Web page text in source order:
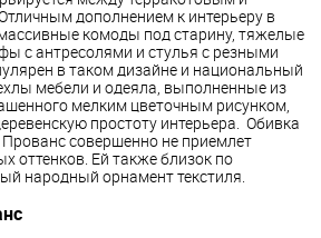
дополнением к интерьеру в
комоды под старину, тяжелые
с антресолями и стулья с резными
в таком дизайне и национальный
мебели и одеяла, выполненные из
мелким цветочным рисунком,
простоту интерьера. Обивка
Прованссовершенно не приемлет
оттенков. Ей также близок по
народный орнамент текстиля.